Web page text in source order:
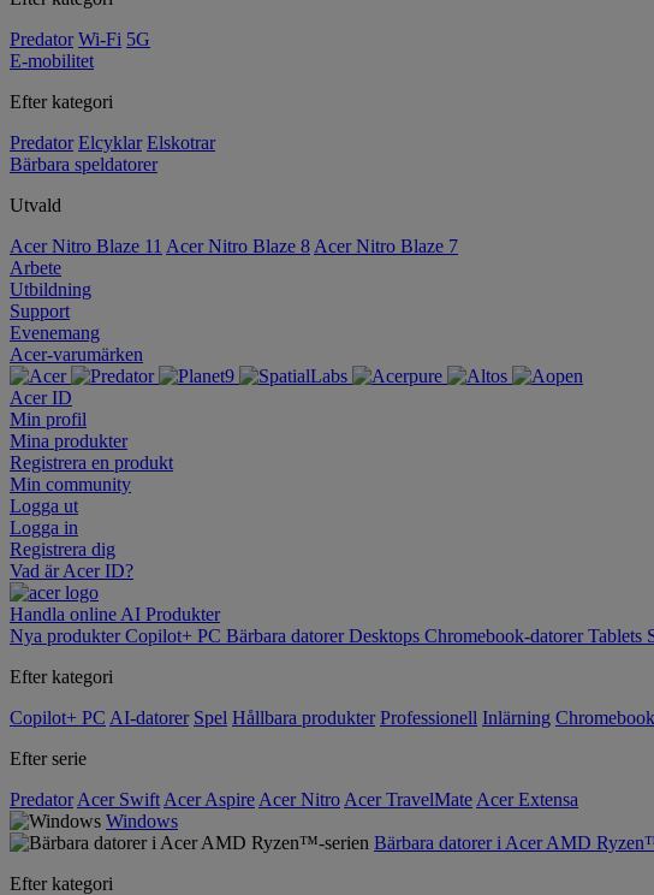
Predator Wi-Fi 5G
E-mobilitet
Efter kategori
Predator Elcyklar Elskotrar
Bärbara speldatorer
Utvald
Acer Nitro Blaze 11 Acer Nitro Blaze 8 Acer Nitro Blaze 7
Arbete
Utbildning
Support
Evenemang
Acer-varumärken
Acer ID
Min profil
Mina produkter
Registrera en produkt
Min community
Logga ut
Logga in
Registrera dig
Vad är Acer ID?
Handla online AI Produkter
Nya produkterCopilot+ PC Bärbara datorerDesktops Chromebook-datorerTablets
Efter kategori
Copilot+ PC AI-datorer Spel Hållbara produkter Professionell Inlärning
Efter serie
Predator Acer Swift Acer Aspire Acer Nitro Acer TravelMate Acer Extensa
Windows
Bärbara datorer i Acer AMD
Efter kategori